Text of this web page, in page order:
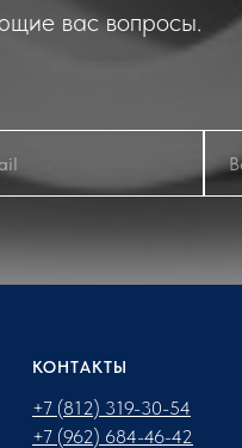
вас вопросы.
КОНТАКТЫ
+7 (812) 319-30-54
+7 (962) 684-46-42